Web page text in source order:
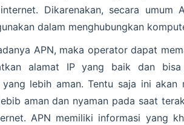
Dikarenakan, secara umum
dalam menghubungkan
APN, maka operator dapat
alamat IP yang baik dan
lebih aman. Tentu saja ini akan
aman dan nyaman pada saat
APN memiliki informasi yang